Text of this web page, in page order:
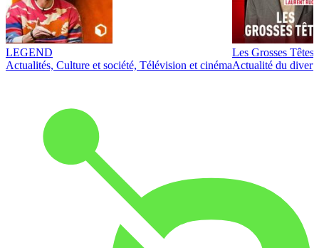
LEGEND
Actualités, Culture et société, Télévision et cinéma
Les Grosses Têtes
Actualité du